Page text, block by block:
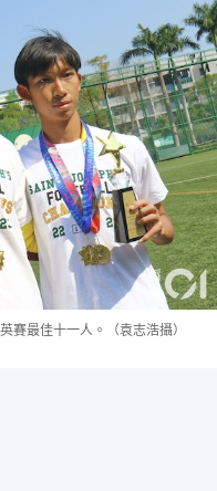
賽最佳十一人。（袁志浩攝）